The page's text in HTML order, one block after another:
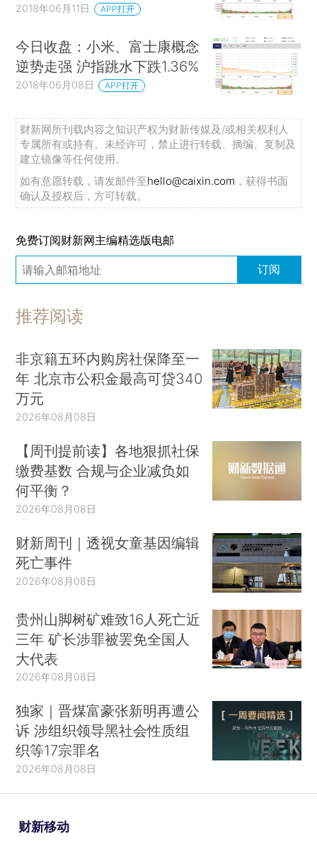
2018年06月11日 APP打开
今日收盘：小米、富士康概念
逆势走强 沪指跳水下跌1.36%
2018年06月08日 APP打开
财新网所刊载内容之知识产权为财新传媒及/或相关权利人
专属所有或持有。未经许可，禁止进行转载、摘编、复制及
建立镜像等任何使用。
如有意愿转载，请发邮件至hello@caixin.com ，获得书面
确认及授权后，方可转载。
免费订阅财新网主编精选版电邮
订阅
推荐阅读
非京籍五环内购房社保降至一
年 北京市公积金最高可贷340
万元
2026年08月08日
【周刊提前读】各地狠抓社保
缴费基数 合规与企业减负如
何平衡？
2026年08月08日
财新周刊｜透视女童基因编辑
死亡事件
2026年08月08日
贵州山脚树矿难致16人死亡近
三年 矿长涉罪被罢免全国人
大代表
2026年08月08日
独家｜晋煤富豪张新明再遭公
诉 涉组织领导黑社会性质组
织等17宗罪名
2026年08月08日
财新移动